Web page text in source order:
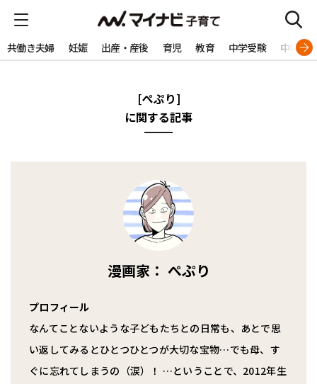
共働き夫婦 妊娠 出産・産後 育児 教育 中学受験 中学生
[ぺぷり]
に関する記事
漫画家： ぺぷり
プロフィール
なんてことないような子どもたちとの日常も、あとで思
い返してみるとひとつひとつが大切な宝物…でも母、す
ぐに忘れてしまうの（涙）！ …ということで、2012年生